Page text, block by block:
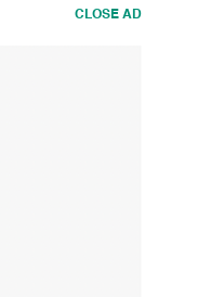
CLOSE AD